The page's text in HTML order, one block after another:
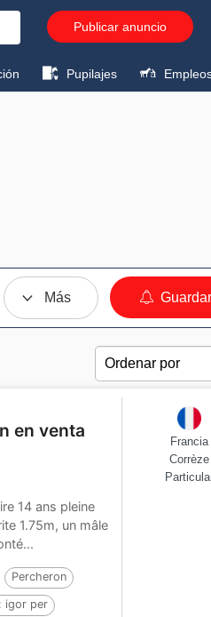
Publicar anuncio
Pupilajes
Más
en venta
14 ans pleine
1.75m, un mâle
Percheron
igor per
Francia
Corrèze